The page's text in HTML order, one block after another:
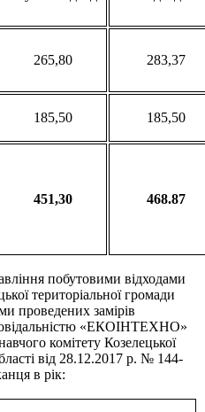
265,80 283,37
185,50 185,50
451,30 468.87
побутовими відходами
територіальної громади
проведених замірів
«ЕКОІНТЕХНО»
комітету Козелецької
від 28.12.2017 р. № 144-
в рік: